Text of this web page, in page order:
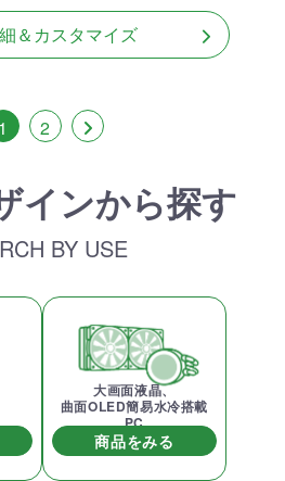
GOLD 電源
＆カスタマイズ
1 2
インから探す
BY USE
大画面液晶、
曲面OLED簡易水冷搭載
PC
商品をみる